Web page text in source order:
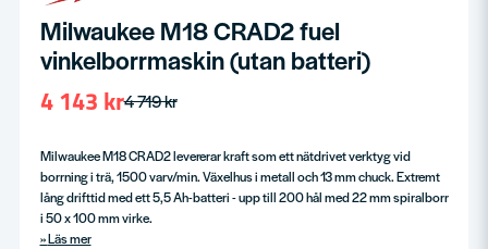
Milwaukee M18 CRAD2 fuel
vinkelborrmaskin (utan batteri)
4 719 kr
4 143 kr
Milwaukee M18 CRAD2 levererar kraft som ett nätdrivet verktyg vid
borrning i trä, 1500 varv/min. Växelhus i metall och 13 mm chuck. Extremt
lång drifttid med ett 5,5 Ah-batteri - upp till 200 hål med 22 mm spiralborr
i 50 x 100 mm virke.
Läs mer